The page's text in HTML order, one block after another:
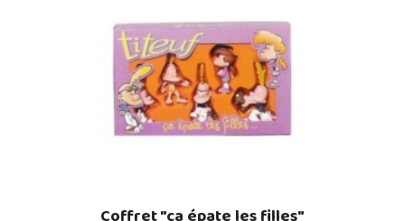
Coffret "ça épate les filles"